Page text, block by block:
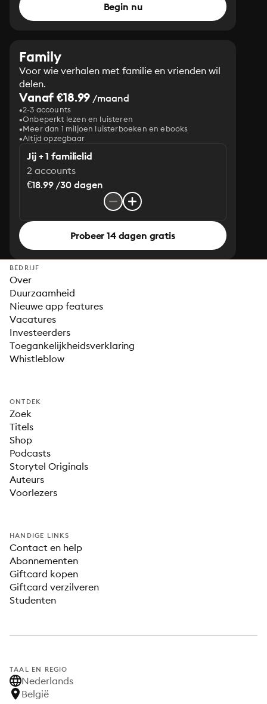
Begin nu
Family
Voor wie verhalen met familie en vrienden wil
delen.
Vanaf €18.99 /maand
2-3 accounts
Onbeperkt lezen en luisteren
Meer dan 1 miljoen luisterboeken en ebooks
Altijd opzegbaar
Jij + 1 familielid
2 accounts
€18.99 /30 dagen
Probeer 14 dagen gratis
BEDRIJF
Over
Duurzaamheid
Nieuwe app features
Vacatures
Investeerders
Toegankelijkheidsverklaring
Whistleblow
ONTDEK
Zoek
Titels
Shop
Podcasts
Storytel Originals
Auteurs
Voorlezers
HANDIGE LINKS
Contact en help
Abonnementen
Giftcard kopen
Giftcard verzilveren
Studenten
TAAL EN REGIO
Nederlands
België